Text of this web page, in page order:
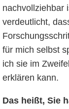
nachvollziehbar
verdeutlicht,
für mich selbst
ich sie im
erklären kann.
Das heißt, Sie